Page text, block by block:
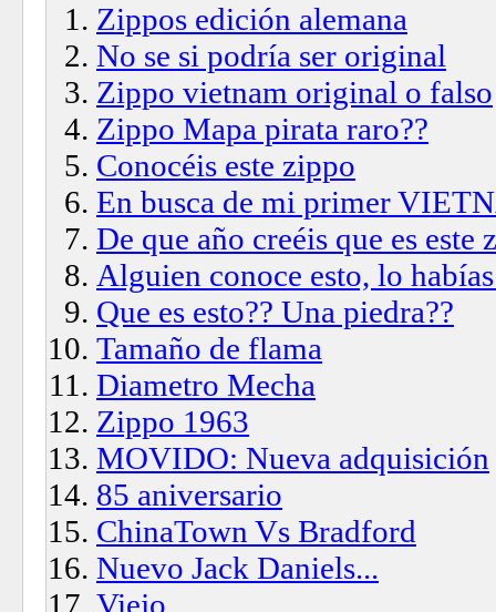
Zippos edición alemana
No se si podría ser original
Zippo vietnam original o falso
Zippo Mapa pirata raro??
Conocéis este zippo
En busca de mi primer
De que año creéis que es este
Alguien conoce esto, lo
Que es esto?? Una piedra??
Tamaño de flama
Diametro Mecha
Zippo 1963
MOVIDO: Nueva adquisición
85 aniversario
ChinaTown Vs Bradford
Nuevo Jack Daniels...
Viejo